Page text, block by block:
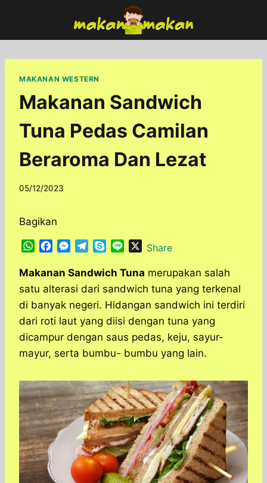
content
MAKANAN WESTERN
Makanan Sandwich
Tuna Pedas Camilan
Beraroma Dan Lezat
By
05/12/2023
Bagikan
W
a
t
A
p
p
c
e
o
o
k
M
s
s
n
g
e
r
l
e
r
a
m
y
p
e
n
e
XShare
Makanan Sandwich Tuna merupakan salah
satu alterasi dari sandwich tuna yang terkenal
di banyak negeri. Hidangan sandwich ini terdiri
dari roti laut yang diisi dengan tuna yang
dicampur dengan saus pedas, keju, sayur-
mayur, serta bumbu- bumbu yang lain.